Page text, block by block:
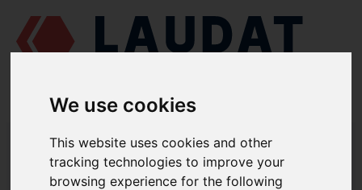
We use cookies
This website uses cookies and other
tracking technologies to improve your
browsing experience for the following
LAUDAT SUPPLY/СУДНОВІ ДВИГУНИ/
ПЕРВОМАЙСЬКДИЗЕЛЬМАШ ЧН 25/34/ РОЗПИЛЮВАЧ 24607-